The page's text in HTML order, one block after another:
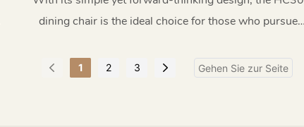
dining chair is the ideal choice for those who pursue
1 2 3